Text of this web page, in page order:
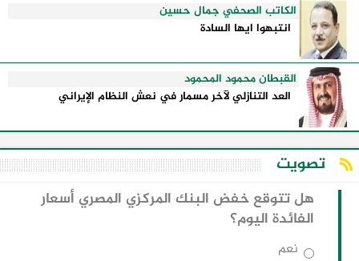
الكاتب الصحفي جمال حسين
انتبهوا ايها السادة
القبطان محمود المحمود
العد التنازلي لآخر مسمار في نعش النظام الإيراني
تصويت
هل تتوقع خفض البنك المركزي المصري أسعار
الفائدة اليوم؟
نعم